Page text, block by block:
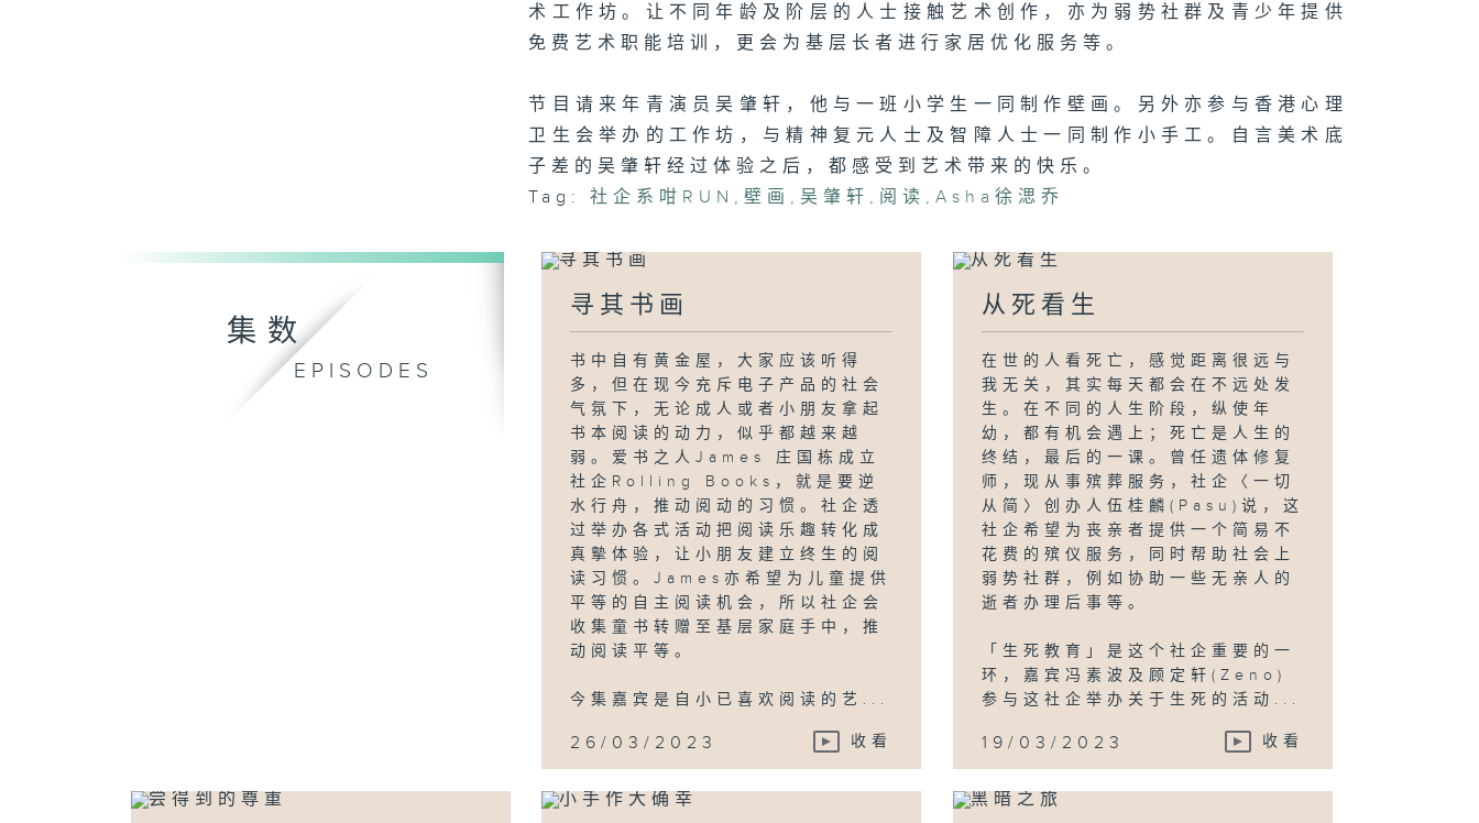
术工作坊。让不同年龄及阶层的人士接触艺术创作，亦为弱势社群及青少年提供
免费艺术职能培训，更会为基层长者进行家居优化服务等。
节目请来年青演员吴肇轩，他与一班小学生一同制作壁画。另外亦参与香港心理
卫生会举办的工作坊，与精神复元人士及智障人士一同制作小手工。自言美术底
子差的吴肇轩经过体验之后，都感受到艺术带来的快乐。
Tag:
社企系咁RUN ,壁画 , 吴肇轩 , 阅读 ,Asha徐㴓乔
集数
EPISODES
寻其书画
书中自有黄金屋，大家应该听得
多，但在现今充斥电子产品的社会
气氛下，无论成人或者小朋友拿起
书本阅读的动力，似乎都越来越
弱。爱书之人James 庄国栋成立
社企Rolling Books，就是要逆
水行舟，推动阅动的习惯。社企透
过举办各式活动把阅读乐趣转化成
真摰体验，让小朋友建立终生的阅
读习惯。James亦希望为儿童提供
平等的自主阅读机会，所以社企会
收集童书转赠至基层家庭手中，推
动阅读平等。
今集嘉宾是自小已喜欢阅读的艺...
26/03/2023 收看
从死看生
在世的人看死亡，感觉距离很远与
我无关，其实每天都会在不远处发
生。在不同的人生阶段，纵使年
幼，都有机会遇上；死亡是人生的
终结，最后的一课。曾任遗体修复
师，现从事殡葬服务，社企〈一切
从简〉创办人伍桂麟(Pasu)说，这
社企希望为丧亲者提供一个简易不
花费的殡仪服务，同时帮助社会上
弱势社群，例如协助一些无亲人的
逝者办理后事等。
「生死教育」是这个社企重要的一
环，嘉宾冯素波及顾定轩(Zeno)
参与这社企举办关于生死的活动...
19/03/2023 收看